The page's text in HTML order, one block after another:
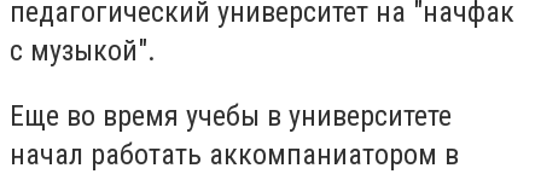
педагогический университет на "начфак
с музыкой".
Еще во время учебы в университете
начал работать аккомпаниатором в